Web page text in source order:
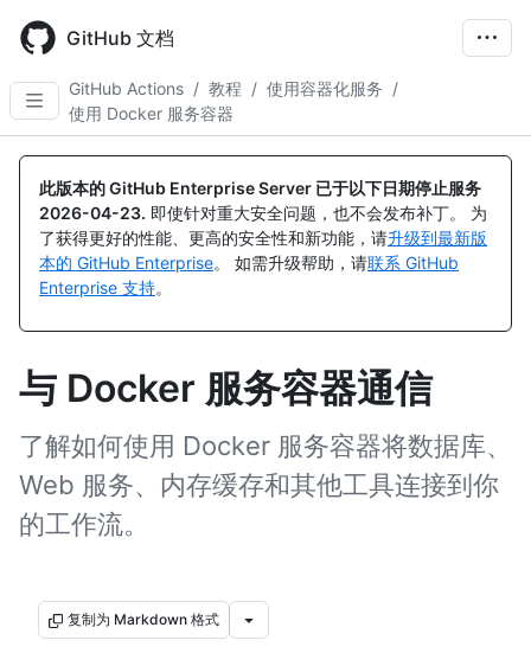
main
content
GitHub 文档
GitHub Actions / 教程 / 使用容器化服务 /
使用 Docker 服务容器
此版本的 GitHub Enterprise Server 已于以下日期停止服务
2026-04-23. 即使针对重大安全问题，也不会发布补丁。 为
了获得更好的性能、更高的安全性和新功能，请升级到最新版
本的 GitHub Enterprise。 如需升级帮助，请联系 GitHub
Enterprise 支持。
与 Docker 服务容器通信
了解如何使用 Docker 服务容器将数据库、
Web 服务、内存缓存和其他工具连接到你
的工作流。
复制为 Markdown 格式